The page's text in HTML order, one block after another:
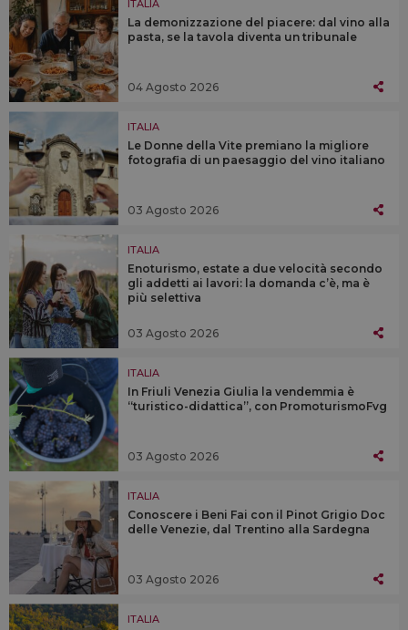
ITALIA
La demonizzazione del piacere: dal vino alla
pasta, se la tavola diventa un tribunale
04 Agosto 2026
ITALIA
Le Donne della Vite premiano la migliore
fotografia di un paesaggio del vino italiano
03 Agosto 2026
ITALIA
Enoturismo, estate a due velocità secondo
gli addetti ai lavori: la domanda c’è, ma è
più selettiva
03 Agosto 2026
ITALIA
In Friuli Venezia Giulia la vendemmia è
“turistico-didattica”, con PromoturismoFvg
03 Agosto 2026
ITALIA
Conoscere i Beni Fai con il Pinot Grigio Doc
delle Venezie, dal Trentino alla Sardegna
03 Agosto 2026
ITALIA